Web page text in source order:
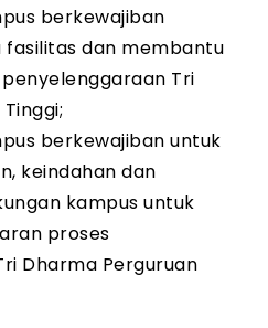
berkewajiban
dan membantu
Tri
berkewajiban untuk
keindahan dan
kampus untuk
proses
Dharma Perguruan